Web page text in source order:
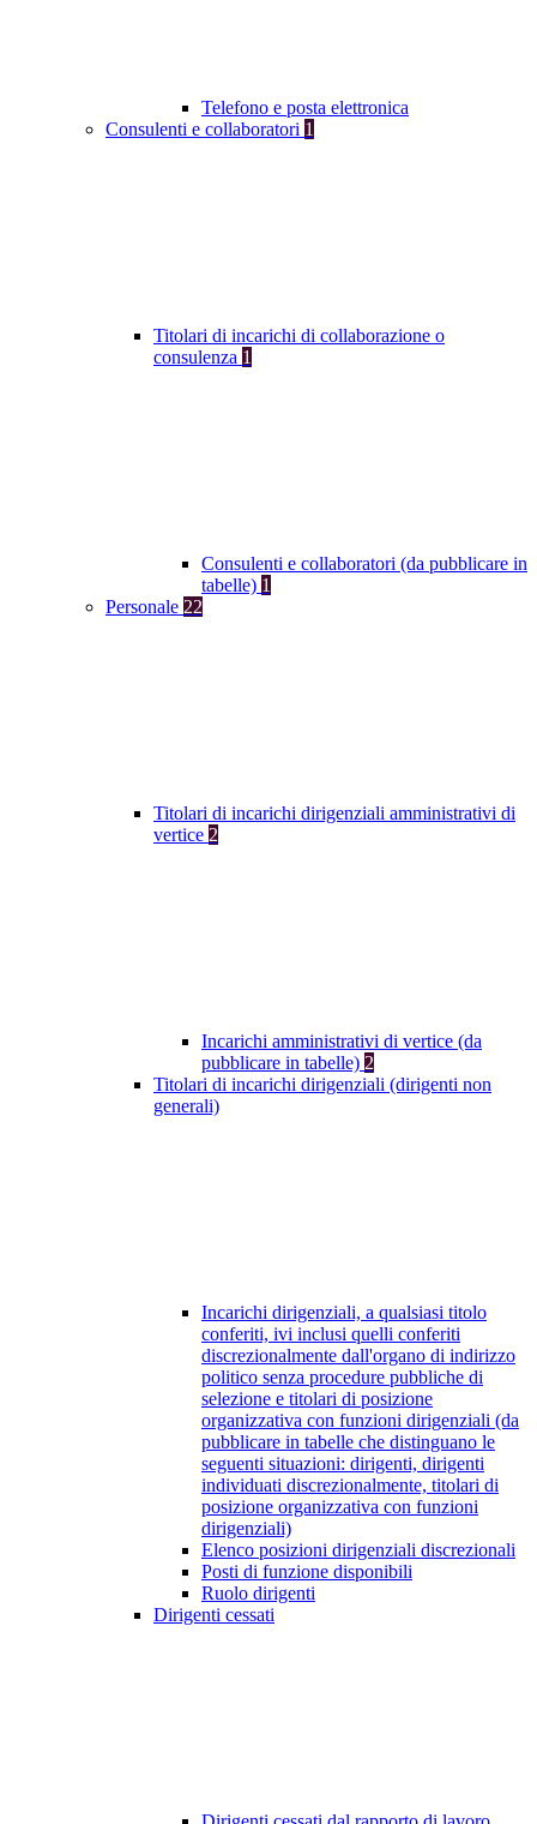
Telefono e posta elettronica
Consulenti e collaboratori 1
Titolari di incarichi di collaborazione o
consulenza 1
Consulenti e collaboratori (da pubblicare in
tabelle) 1
Personale 22
Titolari di incarichi dirigenziali amministrativi di
vertice 2
Incarichi amministrativi di vertice (da
pubblicare in tabelle) 2
Titolari di incarichi dirigenziali (dirigenti non
generali)
Incarichi dirigenziali, a qualsiasi titolo
conferiti, ivi inclusi quelli conferiti
discrezionalmente dall'organo di indirizzo
politico senza procedure pubbliche di
selezione e titolari di posizione
organizzativa con funzioni dirigenziali (da
pubblicare in tabelle che distinguano le
seguenti situazioni: dirigenti, dirigenti
individuati discrezionalmente, titolari di
posizione organizzativa con funzioni
dirigenziali)
Elenco posizioni dirigenziali discrezionali
Posti di funzione disponibili
Ruolo dirigenti
Dirigenti cessati